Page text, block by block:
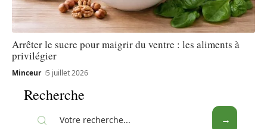
Arrêter le sucre pour maigrir du ventre : les aliments à
privilégier
Minceur 5 juillet 2026
Recherche